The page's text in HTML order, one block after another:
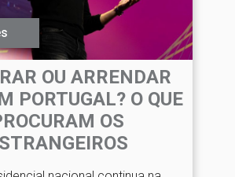
OU ARRENDAR
PORTUGAL? O QUE
OS